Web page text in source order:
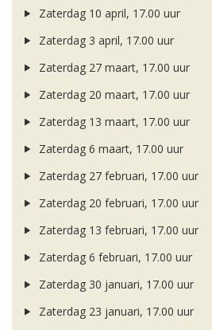
Zaterdag 10 april, 17.00 uur
Zaterdag 3 april, 17.00 uur
Zaterdag 27 maart, 17.00 uur
Zaterdag 20 maart, 17.00 uur
Zaterdag 13 maart, 17.00 uur
Zaterdag 6 maart, 17.00 uur
Zaterdag 27 februari, 17.00 uur
Zaterdag 20 februari, 17.00 uur
Zaterdag 13 februari, 17.00 uur
Zaterdag 6 februari, 17.00 uur
Zaterdag 30 januari, 17.00 uur
Zaterdag 23 januari, 17.00 uur